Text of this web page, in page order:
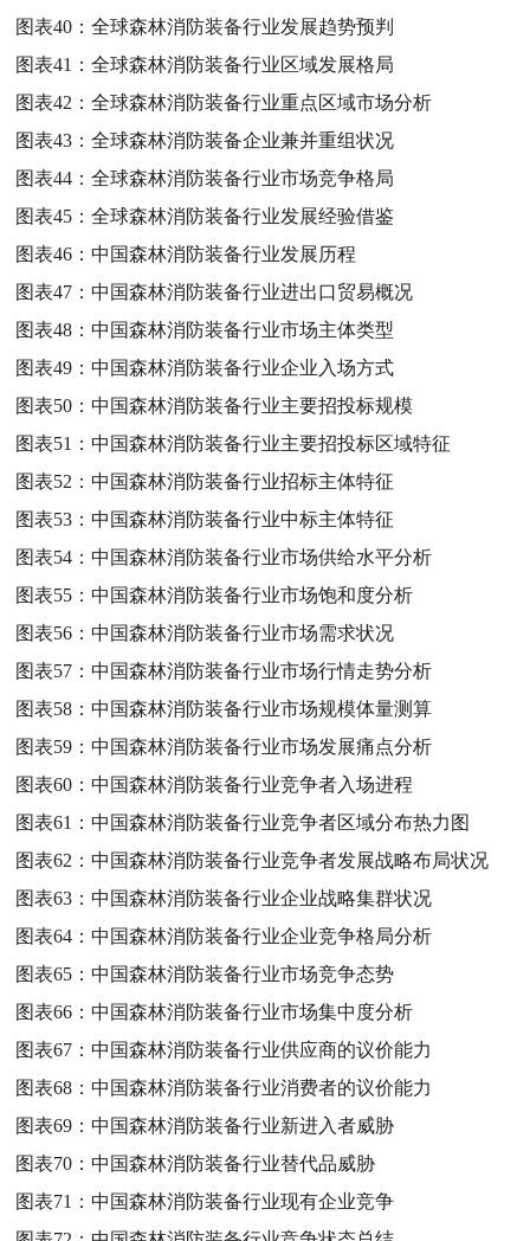
图表40：全球森林消防装备行业发展趋势预判
图表41：全球森林消防装备行业区域发展格局
图表42：全球森林消防装备行业重点区域市场分析
图表43：全球森林消防装备企业兼并重组状况
图表44：全球森林消防装备行业市场竞争格局
图表45：全球森林消防装备行业发展经验借鉴
图表46：中国森林消防装备行业发展历程
图表47：中国森林消防装备行业进出口贸易概况
图表48：中国森林消防装备行业市场主体类型
图表49：中国森林消防装备行业企业入场方式
图表50：中国森林消防装备行业主要招投标规模
图表51：中国森林消防装备行业主要招投标区域特征
图表52：中国森林消防装备行业招标主体特征
图表53：中国森林消防装备行业中标主体特征
图表54：中国森林消防装备行业市场供给水平分析
图表55：中国森林消防装备行业市场饱和度分析
图表56：中国森林消防装备行业市场需求状况
图表57：中国森林消防装备行业市场行情走势分析
图表58：中国森林消防装备行业市场规模体量测算
图表59：中国森林消防装备行业市场发展痛点分析
图表60：中国森林消防装备行业竞争者入场进程
图表61：中国森林消防装备行业竞争者区域分布热力图
图表62：中国森林消防装备行业竞争者发展战略布局状况
图表63：中国森林消防装备行业企业战略集群状况
图表64：中国森林消防装备行业企业竞争格局分析
图表65：中国森林消防装备行业市场竞争态势
图表66：中国森林消防装备行业市场集中度分析
图表67：中国森林消防装备行业供应商的议价能力
图表68：中国森林消防装备行业消费者的议价能力
图表69：中国森林消防装备行业新进入者威胁
图表70：中国森林消防装备行业替代品威胁
图表71：中国森林消防装备行业现有企业竞争